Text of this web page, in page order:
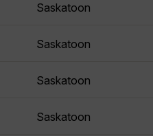
Saskatoon
Saskatoon
Saskatoon
Saskatoon